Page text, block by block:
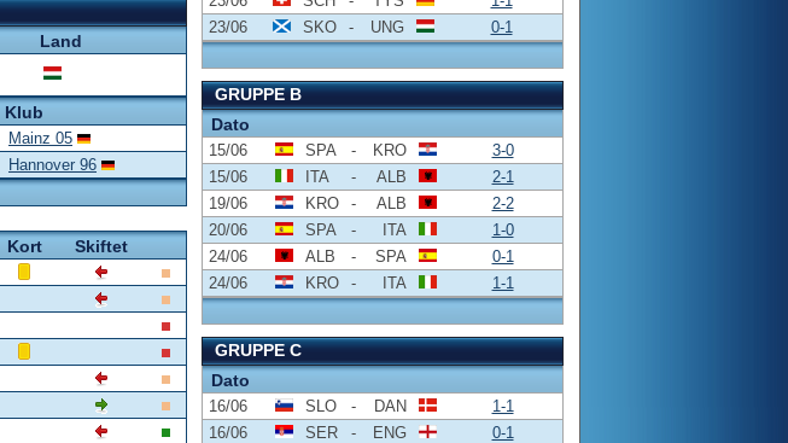
Land
Klub
Mainz 05
Hannover 96
Kort Skiftet
23/06
SKO - UNG 0-1
GRUPPE B
Dato
15/06 SPA - KRO
3-0
15/06
ITA - ALB
2-1
19/06
KRO - ALB
2-2
20/06
SPA - ITA
1-0
24/06
ALB - SPA
0-1
24/06
KRO - ITA 1-1
GRUPPE C
Dato
16/06 SLO - DAN
1-1
16/06
SER - ENG
0-1